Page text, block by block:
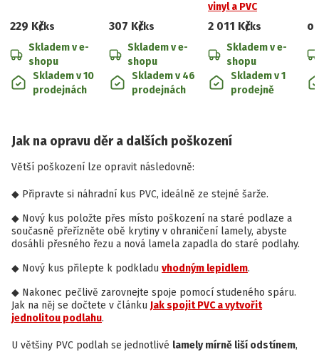
229 Kč/ks
Skladem v e-
shopu
Skladem v 10
prodejnách
307 Kč/ks
Skladem v e-
shopu
Skladem v 46
prodejnách
vinyl a PVC
2 011 Kč/ks
Skladem v e-
shopu
Skladem v 1
prodejně
Jak na opravu děr a dalších poškození
Větší poškození lze opravit následovně:
Připravte si náhradní kus PVC, ideálně ze stejné šarže.
Nový kus položte přes místo poškození na staré podlaze a
současně přeřízněte obě krytiny v ohraničení lamely, abyste
dosáhli přesného řezu a nová lamela zapadla do staré podlahy.
Nový kus přilepte k podkladu vhodným lepidlem.
Nakonec pečlivě zarovnejte spoje pomocí studeného spáru.
Jak na něj se dočtete v článku Jak spojit PVC a vytvořit
jednolitou podlahu.
U většiny PVC podlah se jednotlivé lamely mírně liší odstínem,